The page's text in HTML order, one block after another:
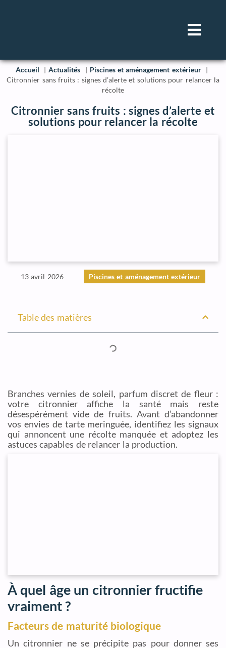
Accueil Actualités
Piscines et aménagement extérieur
Citronnier sans fruits : signes d’alerte et solutions pour relancer la
récolte
Citronnier sans fruits : signes d’alerte et
solutions pour relancer la récolte
13 avril 2026 Piscines et aménagement extérieur
Table des matières
Branches vernies de soleil, parfum discret de fleur :
votre citronnier affiche la santé mais reste
désespérément vide de fruits. Avant d’abandonner
vos envies de tarte meringuée, identifiez les signaux
qui annoncent une récolte manquée et adoptez les
astuces capables de relancer la production.
À quel âge un citronnier fructifie
vraiment ?
Facteurs de maturité biologique
Un citronnier ne se précipite pas pour donner ses